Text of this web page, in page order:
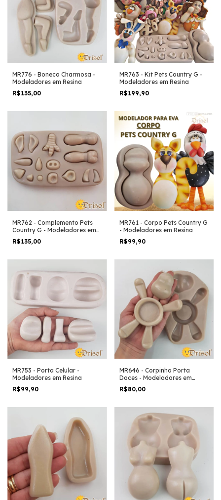
MR776 - Boneca Charmosa -
Modeladores em Resina
R$135,00
MR763 - Kit Pets Country G -
Modeladores em Resina
R$199,90
MR762 - Complemento Pets
Country G - Modeladores em
Resina
R$135,00
MR761 - Corpo Pets Country G
- Modeladores em Resina
R$99,90
MR753 - Porta Celular -
Modeladores em Resina
R$99,90
MR646 - Corpinho Porta
Doces - Modeladores em
Resina
R$80,00